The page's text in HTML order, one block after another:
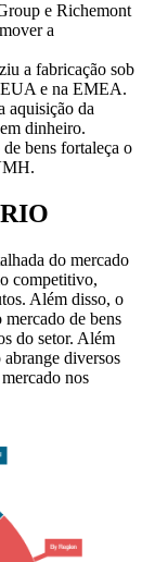
e Richemont
a
a fabricação sob
EUA e na EMEA.
da
dinheiro.
bens fortaleça o
do mercado
competitivo,
Além disso, o
de bens
do setor. Além
diversos
nos